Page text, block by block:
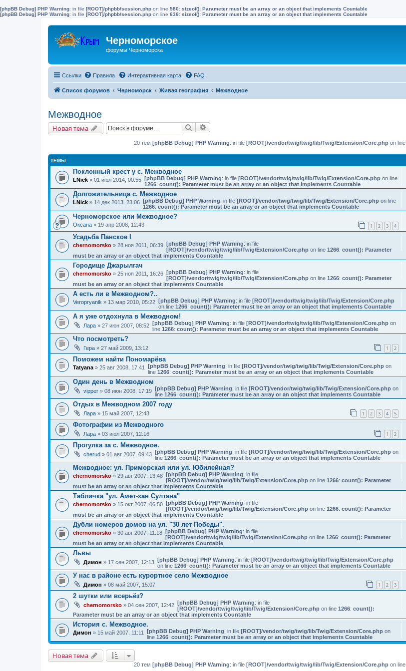
[phpBB Debug] PHP Warning: in file [ROOT]/phpbb/session.php on line 580: sizeof(): Parameter must be an array or an object that implements Countable
[phpBB Debug] PHP Warning: in file [ROOT]/phpbb/session.php on line 636: sizeof(): Parameter must be an array or an object that implements Countable
Черноморское
форумы Черноморска
Ссылки Правила Интерактивная карта FAQ
Список форумов Черноморск Живая география Межводное
Межводное
Новая тема Поиск
20 тем [phpBB Debug] PHP Warning: in file [ROOT]/vendor/twig/twig/lib/Twig/Extension/Core.php on line
ТЕМЫ
Поклонный крест у с. Межводное
LNick » 01 июл 2014, 00:55 [phpBB Debug] PHP Warning: in file [ROOT]/vendor/twig/twig/lib/Twig/Extension/Core.phpon line
1266: count(): Parameter must be an array or an object that implements Countable
Долгожительница с. Межводное
LNick » 14 дек 2013, 23:06 [phpBB Debug] PHP Warning: in file [ROOT]/vendor/twig/twig/lib/Twig/Extension/Core.phpon line
1266: count(): Parameter must be an array or an object that implements Countable
Черноморское или Межводное?
Оксана » 19 апр 2008, 12:43 1 2 3 4
Усадьба Панское I
chernomorsko » 28 ноя 2011, 06:39 [phpBB Debug] PHP Warning: in file
[ROOT]/vendor/twig/twig/lib/Twig/Extension/Core.phpon line 1266: count(): Parameter
must be an array or an object that implements Countable
Городище Джарылгач
chernomorsko » 25 ноя 2011, 16:26 [phpBB Debug] PHP Warning: in file
[ROOT]/vendor/twig/twig/lib/Twig/Extension/Core.phpon line 1266: count(): Parameter
must be an array or an object that implements Countable
А есть ли в Межводном?..
Veropryanik » 13 мар 2010, 05:22 [phpBB Debug] PHP Warning: in file [ROOT]/vendor/twig/twig/lib/Twig/Extension/Core.php
on line 1266: count(): Parameter must be an array or an object that implements Countable
А я уже отдохнула в Межводном!
Лара » 27 июн 2007, 08:52 [phpBB Debug] PHP Warning: in file [ROOT]/vendor/twig/twig/lib/Twig/Extension/Core.phpon
line 1266: count(): Parameter must be an array or an object that implements Countable
Что посмотреть?
Гера » 27 май 2009, 13:12 1 2
Поможем найти Пономарёва
Tatyana » 25 авг 2008, 17:41 [phpBB Debug] PHP Warning: in file [ROOT]/vendor/twig/twig/lib/Twig/Extension/Core.phpon
line 1266: count(): Parameter must be an array or an object that implements Countable
Один день в Межводном
vipper » 08 июн 2008, 17:19 [phpBB Debug] PHP Warning: in file [ROOT]/vendor/twig/twig/lib/Twig/Extension/Core.phpon
line 1266: count(): Parameter must be an array or an object that implements Countable
Отдых в Межводном 2007 году
Лара » 15 май 2007, 12:43 1 2 3 4 5
Фотографии из Межводного
Лара » 03 июл 2007, 12:16 1 2
Прогулка за с. Межводное.
cherud » 01 авг 2007, 09:43 [phpBB Debug] PHP Warning: in file [ROOT]/vendor/twig/twig/lib/Twig/Extension/Core.phpon
line 1266: count(): Parameter must be an array or an object that implements Countable
Межводное: ул. Приморская или ул. Юбилейная?
chernomorsko » 29 авг 2007, 13:48 [phpBB Debug] PHP Warning: in file
[ROOT]/vendor/twig/twig/lib/Twig/Extension/Core.phpon line 1266: count(): Parameter
must be an array or an object that implements Countable
Табличка "ул. Амет-хан Султана"
chernomorsko » 15 окт 2007, 06:50 [phpBB Debug] PHP Warning: in file
[ROOT]/vendor/twig/twig/lib/Twig/Extension/Core.phpon line 1266: count(): Parameter
must be an array or an object that implements Countable
Дубли номеров домов на ул. "30 лет Победы".
chernomorsko » 30 авг 2007, 11:18 [phpBB Debug] PHP Warning: in file
[ROOT]/vendor/twig/twig/lib/Twig/Extension/Core.phpon line 1266: count(): Parameter
must be an array or an object that implements Countable
Львы
Димон » 17 сен 2007, 12:13 [phpBB Debug] PHP Warning: in file [ROOT]/vendor/twig/twig/lib/Twig/Extension/Core.php
on line 1266: count(): Parameter must be an array or an object that implements Countable
У нас в районе есть курортное село Межводное
Димон » 08 май 2007, 15:07 1 2 3
2 шутки или всерьёз?
chernomorsko » 04 сен 2007, 12:42 [phpBB Debug] PHP Warning: in file
[ROOT]/vendor/twig/twig/lib/Twig/Extension/Core.phpon line 1266: count():
Parameter must be an array or an object that implements Countable
История с. Межводное.
Димон » 15 май 2007, 11:11 [phpBB Debug] PHP Warning: in file [ROOT]/vendor/twig/twig/lib/Twig/Extension/Core.phpon
line 1266: count(): Parameter must be an array or an object that implements Countable
Новая тема
20 тем [phpBB Debug] PHP Warning: in file [ROOT]/vendor/twig/twig/lib/Twig/Extension/Core.php on line